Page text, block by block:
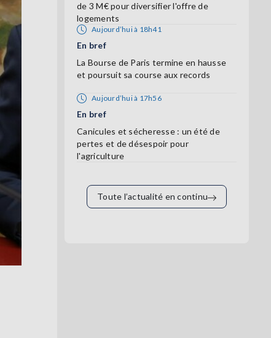
de 3 M€ pour diversifier l'offre de
logements
Aujourd’hui à 18h41
En bref
La Bourse de Paris termine en hausse
et poursuit sa course aux records
Aujourd’hui à 17h56
En bref
Canicules et sécheresse : un été de
pertes et de désespoir pour
l'agriculture
Toute l’actualité en continu